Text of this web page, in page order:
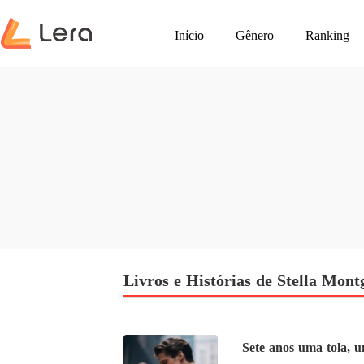
Início Gênero Ranking
Livros e Histórias de Stella
Sete anos uma tola,